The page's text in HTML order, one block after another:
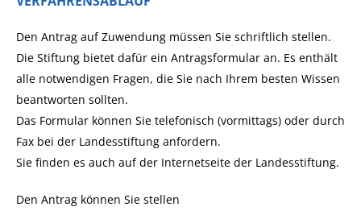
Den Antrag auf Zuwendung müssen Sie schriftlich stellen.
Die Stiftung bietet dafür ein Antragsformular an. Es enthält
alle notwendigen Fragen, die Sie nach Ihrem besten Wissen
beantworten sollten.
Das Formular können Sie telefonisch (vormittags) oder durch
Fax bei der Landesstiftung anfordern.
Sie finden es auch auf der Internetseite der Landesstiftung.
Den Antrag können Sie stellen